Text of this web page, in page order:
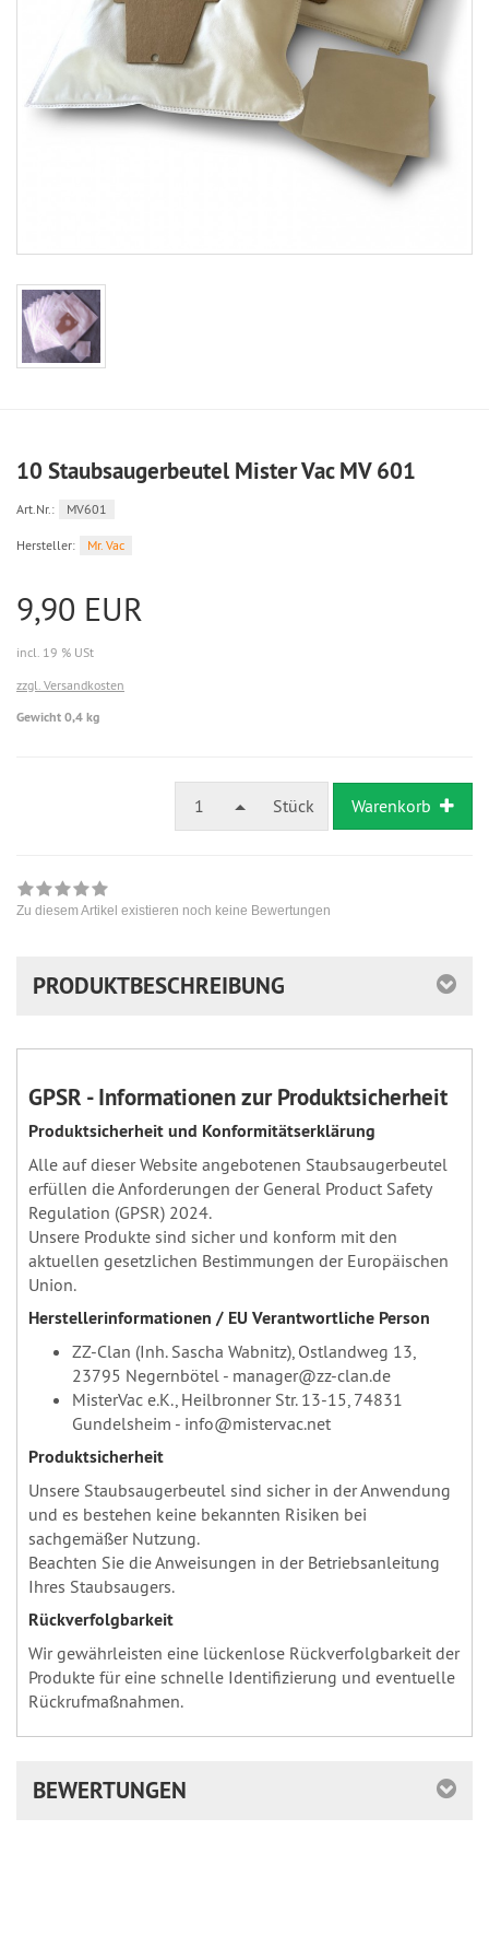
10 Staubsaugerbeutel Mister Vac MV 601
Art.Nr.: MV601
Hersteller: Mr. Vac
9,90 EUR
incl. 19 % USt
zzgl. Versandkosten
Gewicht 0,4 kg
1 Stück Warenkorb
Zu diesem Artikel existieren noch keine Bewertungen
PRODUKTBESCHREIBUNG
GPSR - Informationen zur Produktsicherheit
Produktsicherheit und Konformitätserklärung
Alle auf dieser Website angebotenen Staubsaugerbeutel
erfüllen die Anforderungen der General Product Safety
Regulation (GPSR) 2024.
Unsere Produkte sind sicher und konform mit den
aktuellen gesetzlichen Bestimmungen der Europäischen
Union.
Herstellerinformationen / EU Verantwortliche Person
ZZ-Clan (Inh. Sascha Wabnitz), Ostlandweg 13,
23795 Negernbötel - manager@zz-clan.de
MisterVac e.K., Heilbronner Str. 13-15, 74831
Gundelsheim - info@mistervac.net
Produktsicherheit
Unsere Staubsaugerbeutel sind sicher in der Anwendung
und es bestehen keine bekannten Risiken bei
sachgemäßer Nutzung.
Beachten Sie die Anweisungen in der Betriebsanleitung
Ihres Staubsaugers.
Rückverfolgbarkeit
Wir gewährleisten eine lückenlose Rückverfolgbarkeit der
Produkte für eine schnelle Identifizierung und eventuelle
Rückrufmaßnahmen.
BEWERTUNGEN